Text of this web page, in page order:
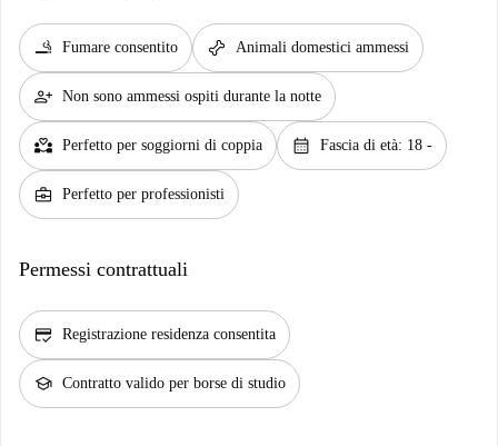
smoking_rooms Fumare consentito pet_supplies Animali domestici ammessi
person_add Non sono ammessi ospiti durante la notte
partner_heart Perfetto per soggiorni di coppia calendar_month Fascia di età: 18 -
business_center Perfetto per professionisti
Permessi contrattuali
credit_score Registrazione residenza consentita
school Contratto valido per borse di studio